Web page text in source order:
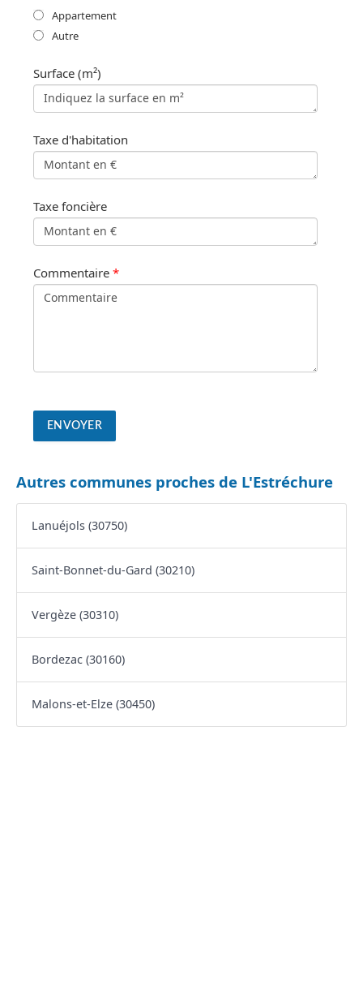
Appartement
Autre
Surface (m²)
Taxe d'habitation
Taxe foncière
Commentaire *
Autres communes proches de L'Estréchure
Lanuéjols (30750)
Saint-Bonnet-du-Gard (30210)
Vergèze (30310)
Bordezac (30160)
Malons-et-Elze (30450)